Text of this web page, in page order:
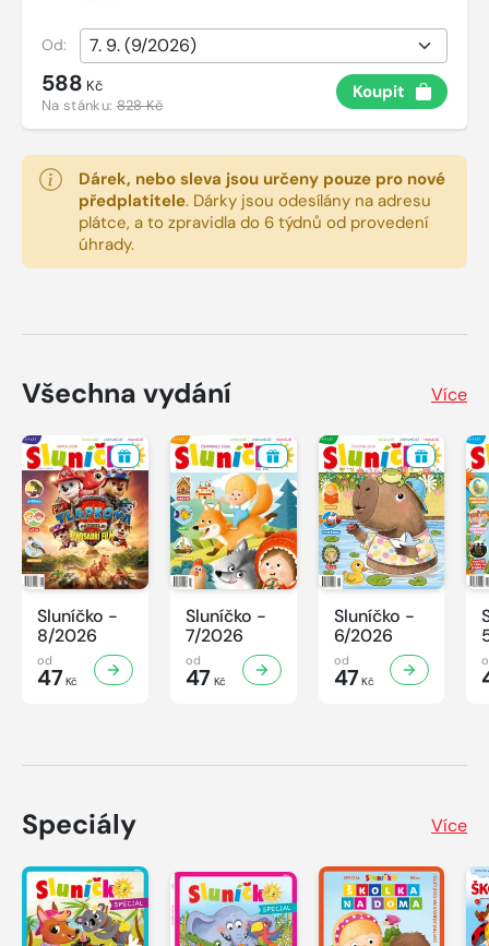
Od:
588 Kč
Na stánku:828 Kč
Koupit
Dárek, nebo sleva jsou určeny pouze pro nové
předplatitele. Dárky jsou odesílány na adresu
plátce, a to zpravidla do 6 týdnů od provedení
úhrady.
Všechna vydání Více
Sluníčko -
8/2026
od
47 Kč
Sluníčko -
7/2026
od
47 Kč
Sluníčko -
6/2026
od
47Kč
Speciály Více